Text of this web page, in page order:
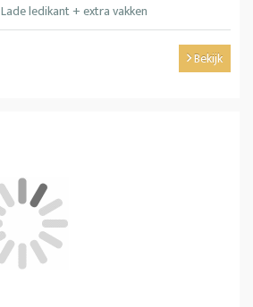
Lade ledikant + extra vakken
Bekijk